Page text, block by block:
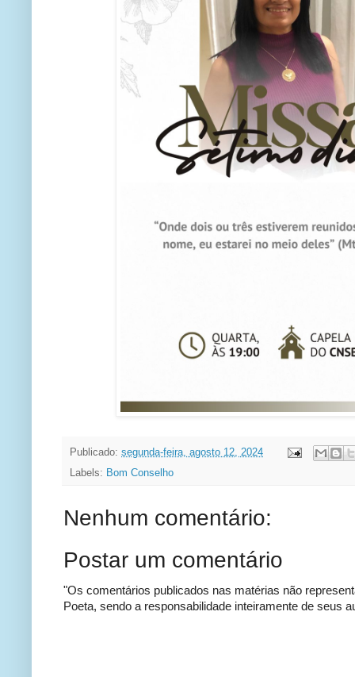
Publicado: segunda-feira, agosto 12, 2024
Labels: Bom Conselho
Nenhum comentário:
Postar um comentário
"Os comentários publicados nas matérias não
Poeta, sendo a responsabilidade inteiramente de seus